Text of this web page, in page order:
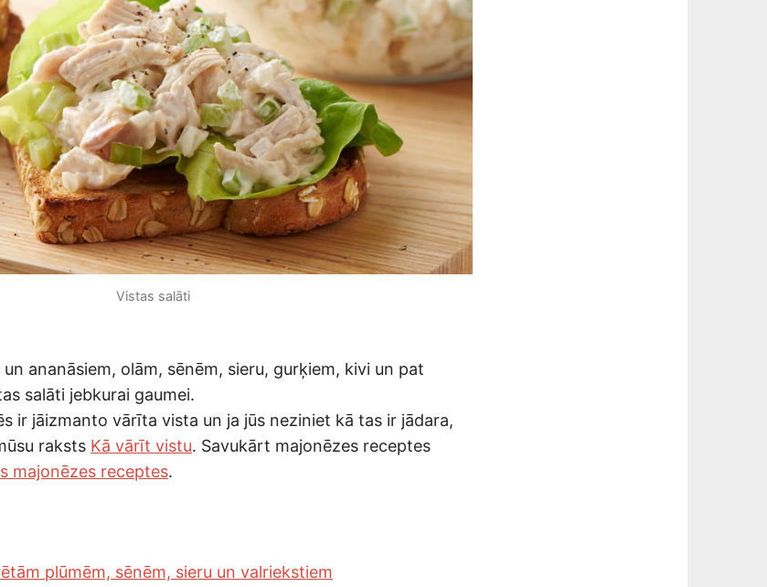
Vistas salāti
ananāsiem, olām, sēnēm, sieru, gurķiem, kivi un pat
salāti jebkurai gaumei.
ir jāizmanto vārīta vista un ja jūs neziniet kā tas ir jādara,
raksts Kā vārīt vistu. Savukārt majonēzes receptes
majonēzes receptes.
plūmēm, sēnēm, sieru un valriekstiem